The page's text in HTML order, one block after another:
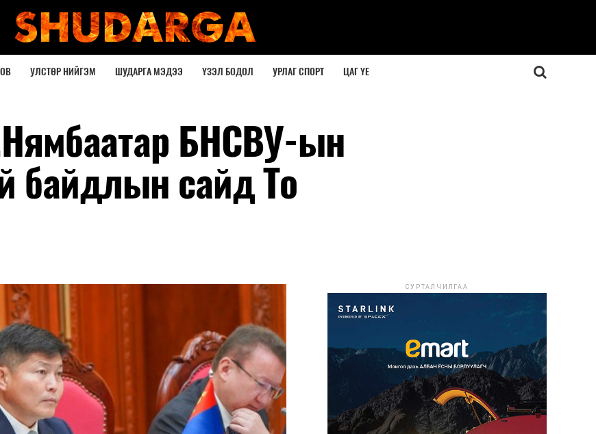
УЛСТӨР НИЙГЭМ ШУДАРГА МЭДЭЭ ҮЗЭЛ БОДОЛ УРЛАГ СПОРТ ЦАГ ҮЕ
БНСВУ-ын
байдлын сайд То
СУРТАЛЧИЛГАА